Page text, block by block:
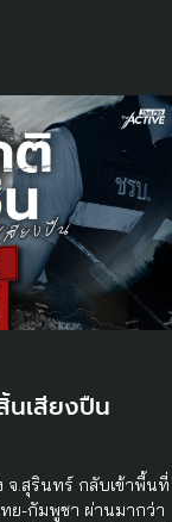
นเสียงปืน
จ.สุรินทร์ กลับเข้าพื้นที่
ย-กัมพูชา ผ่านมากว่า